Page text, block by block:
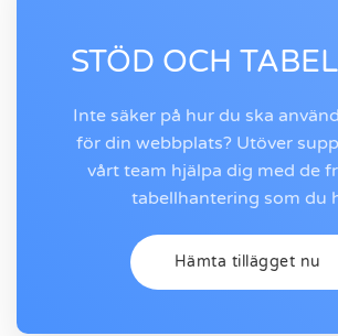
STÖD OCH
Inte säker på hur du ska
för din webbplats? Utöver
vårt team hjälpa dig med de
tabellhantering som du
Hämta tillägget nu